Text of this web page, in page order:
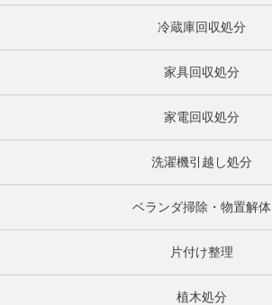
冷蔵庫回収処分
家具回収処分
家電回収処分
洗濯機引越し処分
ベランダ掃除・物置解体
片付け整理
植木処分